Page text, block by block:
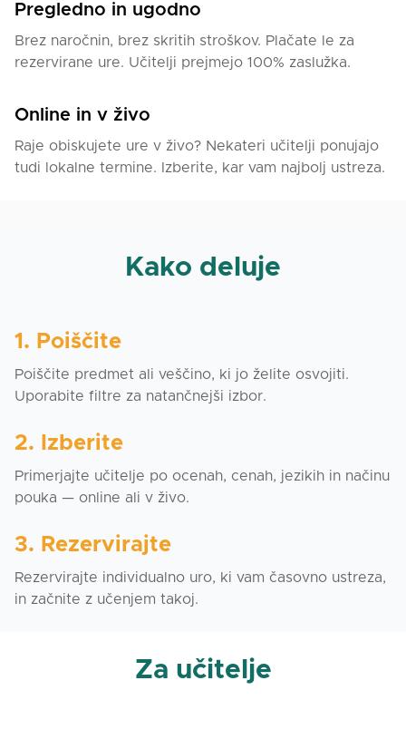
Pregledno in ugodno
Brez naročnin, brez skritih stroškov. Plačate le za
rezervirane ure. Učitelji prejmejo 100% zaslužka.
Online in v živo
Raje obiskujete ure v živo? Nekateri učitelji ponujajo
tudi lokalne termine. Izberite, kar vam najbolj ustreza.
Kako deluje
1. Poiščite
Poiščite predmet ali veščino, ki jo želite osvojiti.
Uporabite filtre za natančnejši izbor.
2. Izberite
Primerjajte učitelje po ocenah, cenah, jezikih in načinu
pouka — online ali v živo.
3. Rezervirajte
Rezervirajte individualno uro, ki vam časovno ustreza,
in začnite z učenjem takoj.
Za učitelje